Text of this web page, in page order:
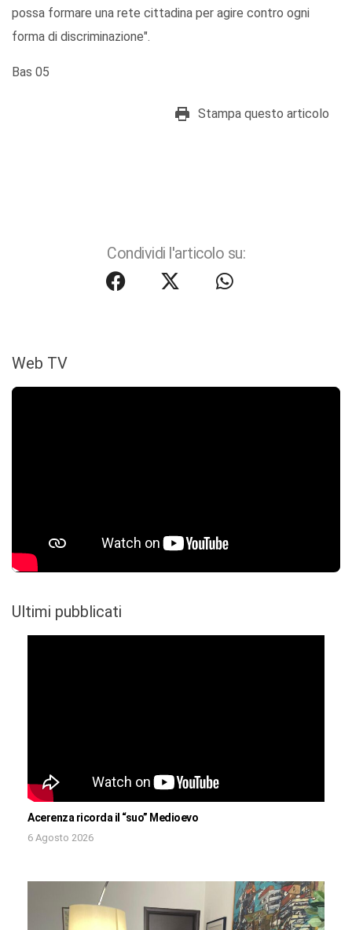
possa formare una rete cittadina per agire contro ogni
forma di discriminazione".
Bas 05
Stampa questo articolo
Condividi l'articolo su:
Web TV
Ultimi pubblicati
Acerenza ricorda il “suo” Medioevo
6 Agosto 2026